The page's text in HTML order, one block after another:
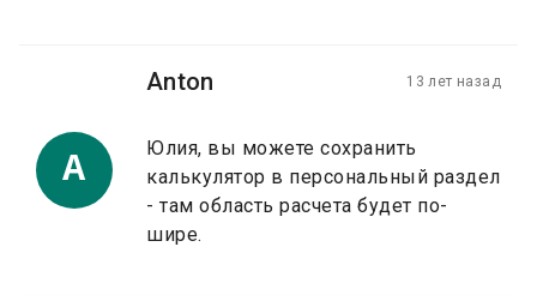
A
Anton 13 лет назад
Юлия, вы можете сохранить
калькулятор в персональный раздел
- там область расчета будет по-
шире.